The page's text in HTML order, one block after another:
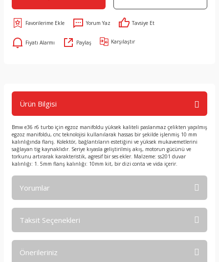
Yorum Yaz Tavsiye Et
Fiyatı Alarmı Paylaş Karşılaştır
Ürün Bilgisi
Bmw e36 r6 turbo için egzoz manifoldu yüksek kaliteli paslanmaz çelikten yapılmış
egzoz manifoldu, cnc teknolojisi kullanılarak hassas bir şekilde işlenmiş 10 mm
kalınlığında flanş. Kolektör, bağlantıların estetiğini ve yüksek mukavemetlerini
sağlayan tig kaynaklıdır. Seriye kıyasla geliştirilmiş akış, motorun gücünü ve
torkunu artırarak karakteristik, agresif bir ses ekler. Malzeme: ss201 duvar
kalınlığı: 1. 5mm flanş kalınlığı: 10mm kit, bir dizi conta ve vida içerir.
Yorumlar
Taksit Seçenekleri
Önerileriniz